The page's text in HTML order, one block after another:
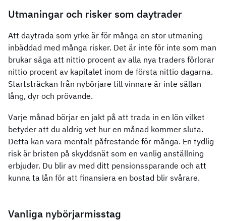
Utmaningar och risker som daytrader
Att daytrada som yrke är för många en stor utmaning
inbäddad med många risker. Det är inte för inte som man
brukar säga att nittio procent av alla nya traders förlorar
nittio procent av kapitalet inom de första nittio dagarna.
Startsträckan från nybörjare till vinnare är inte sällan
lång, dyr och prövande.
Varje månad börjar en jakt på att trada in en lön vilket
betyder att du aldrig vet hur en månad kommer sluta.
Detta kan vara mentalt påfrestande för många. En tydlig
risk är bristen på skyddsnät som en vanlig anställning
erbjuder. Du blir av med ditt pensionssparande och att
kunna ta lån för att finansiera en bostad blir svårare.
Vanliga nybörjarmisstag